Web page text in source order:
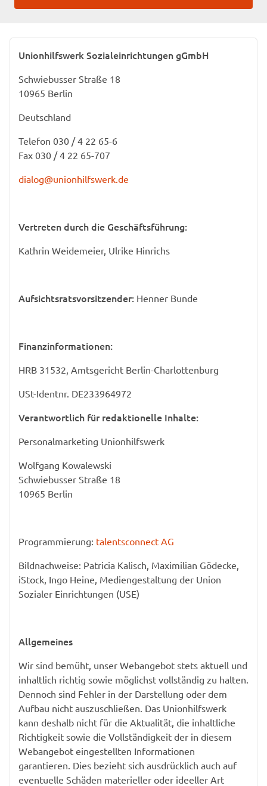
Unionhilfswerk Sozialeinrichtungen gGmbH
Schwiebusser Straße 18
10965 Berlin
Deutschland
Telefon 030 / 4 22 65-6
Fax 030 / 4 22 65-707
dialog@unionhilfswerk.de
Vertreten durch die Geschäftsführung:
Kathrin Weidemeier, Ulrike Hinrichs
Aufsichtsratsvorsitzender: Henner Bunde
Finanzinformationen:
HRB 31532, Amtsgericht Berlin-Charlottenburg
USt-Identnr. DE233964972
Verantwortlich für redaktionelle Inhalte:
Personalmarketing Unionhilfswerk
Wolfgang Kowalewski
Schwiebusser Straße 18
10965 Berlin
Programmierung: talentsconnect AG
Bildnachweise: Patricia Kalisch, Maximilian Gödecke,
iStock, Ingo Heine, Mediengestaltung der Union
Sozialer Einrichtungen (USE)
Allgemeines
Wir sind bemüht, unser Webangebot stets aktuell und
inhaltlich richtig sowie möglichst vollständig zu halten.
Dennoch sind Fehler in der Darstellung oder dem
Aufbau nicht auszuschließen. Das Unionhilfswerk
kann deshalb nicht für die Aktualität, die inhaltliche
Richtigkeit sowie die Vollständigkeit der in diesem
Webangebot eingestellten Informationen
garantieren. Dies bezieht sich ausdrücklich auch auf
eventuelle Schäden materieller oder ideeller Art